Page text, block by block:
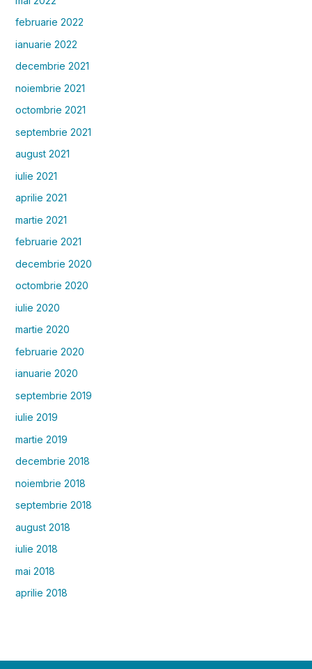
februarie 2022
ianuarie 2022
decembrie 2021
noiembrie 2021
octombrie 2021
septembrie 2021
august 2021
iulie 2021
aprilie 2021
martie 2021
februarie 2021
decembrie 2020
octombrie 2020
iulie 2020
martie 2020
februarie 2020
ianuarie 2020
septembrie 2019
iulie 2019
martie 2019
decembrie 2018
noiembrie 2018
septembrie 2018
august 2018
iulie 2018
mai 2018
aprilie 2018